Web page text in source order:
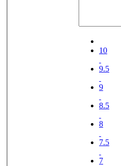
10
9.5
9
8.5
8
7.5
7